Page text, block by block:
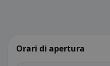
Orari di apertura